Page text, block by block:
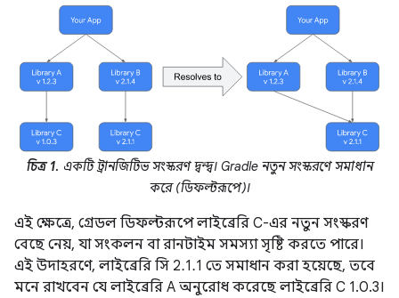
চিত্র 1. একটি ট্রানজিটিভ সংস্করণ দ্বন্দ্ব। Gradle নতুন সংস্করণে সমাধান
করে (ডিফল্টরূপে)।
এই ক্ষেত্রে, গ্রেডল ডিফল্টরূপে লাইব্রেরি C-এর নতুন সংস্করণ
বেছে নেয়, যা সংকলন বা রানটাইম সমস্যা সৃষ্টি করতে পারে।
এই উদাহরণে, লাইব্রেরি সি 2.1.1 তে সমাধান করা হয়েছে, তবে
মনে রাখবেন যে লাইব্রেরি A অনুরোধ করেছে লাইব্রেরি C 1.0.3।